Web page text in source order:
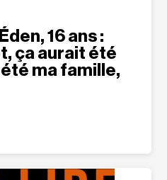
16 ans :
ça aurait été
ma famille,